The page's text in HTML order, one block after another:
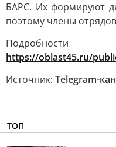
БАРС. Их формируют
поэтому члены
https://oblast45.ru/
Источник: Telegram-
ТОП